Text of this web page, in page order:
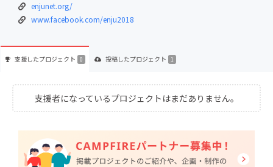
enjunet.org/
www.facebook.com/enju2018
支援したプロジェクト 0 投稿したプロジェクト 1
支援者になっているプロジェクトはまだありません。